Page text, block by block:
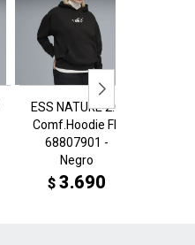
ESS NATURE 2.0
Comf.Hoodie FL
68807901 -
Negro
$3.690